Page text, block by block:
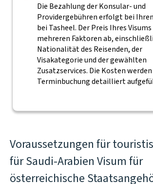
Die Bezahlung der Konsular- und
Providergebühren erfolgt bei
bei Tasheel. Der Preis Ihres
mehreren Faktoren ab,
Nationalität des Reisenden, der
Visakategorie und der gewählten
Zusatzservices. Die Kosten
Terminbuchung detailliert
Voraussetzungen für
für Saudi-Arabien Visum für
österreichische